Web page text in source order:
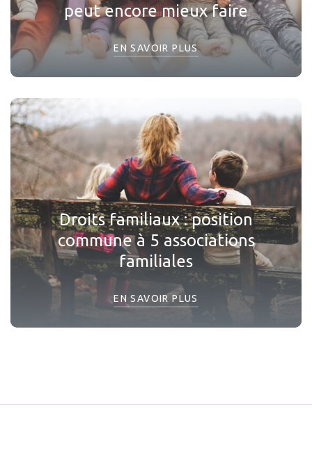
peut encore mieux faire
EN SAVOIR PLUS
Droits familiaux : position
commune à 5 associations
familiales
EN SAVOIR PLUS